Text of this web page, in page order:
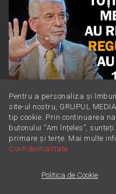
Dieta Cerin:
fără să numeri
Pentru a personaliza și
site-ul nostru, GRUPUL
tip cookie. Prin continuarea
butonului “Am înțeles”,
primare și terțe. Mai multe
Confidentialitate
Politica de Cookie